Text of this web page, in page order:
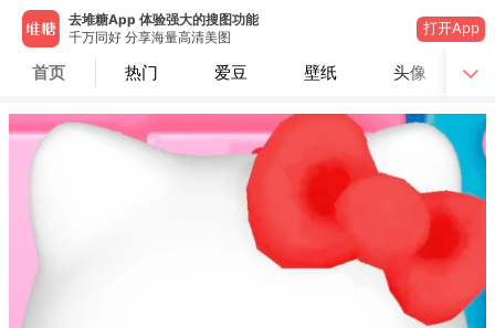
去堆糖App 体验强大的搜图功能
千万同好 分享海量高清美图
打开App
首页 热门 爱豆 壁纸 头像